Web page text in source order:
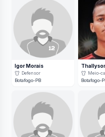
Igor Morais
Defensor
Botafogo-PB
Meio-
Botafogo-